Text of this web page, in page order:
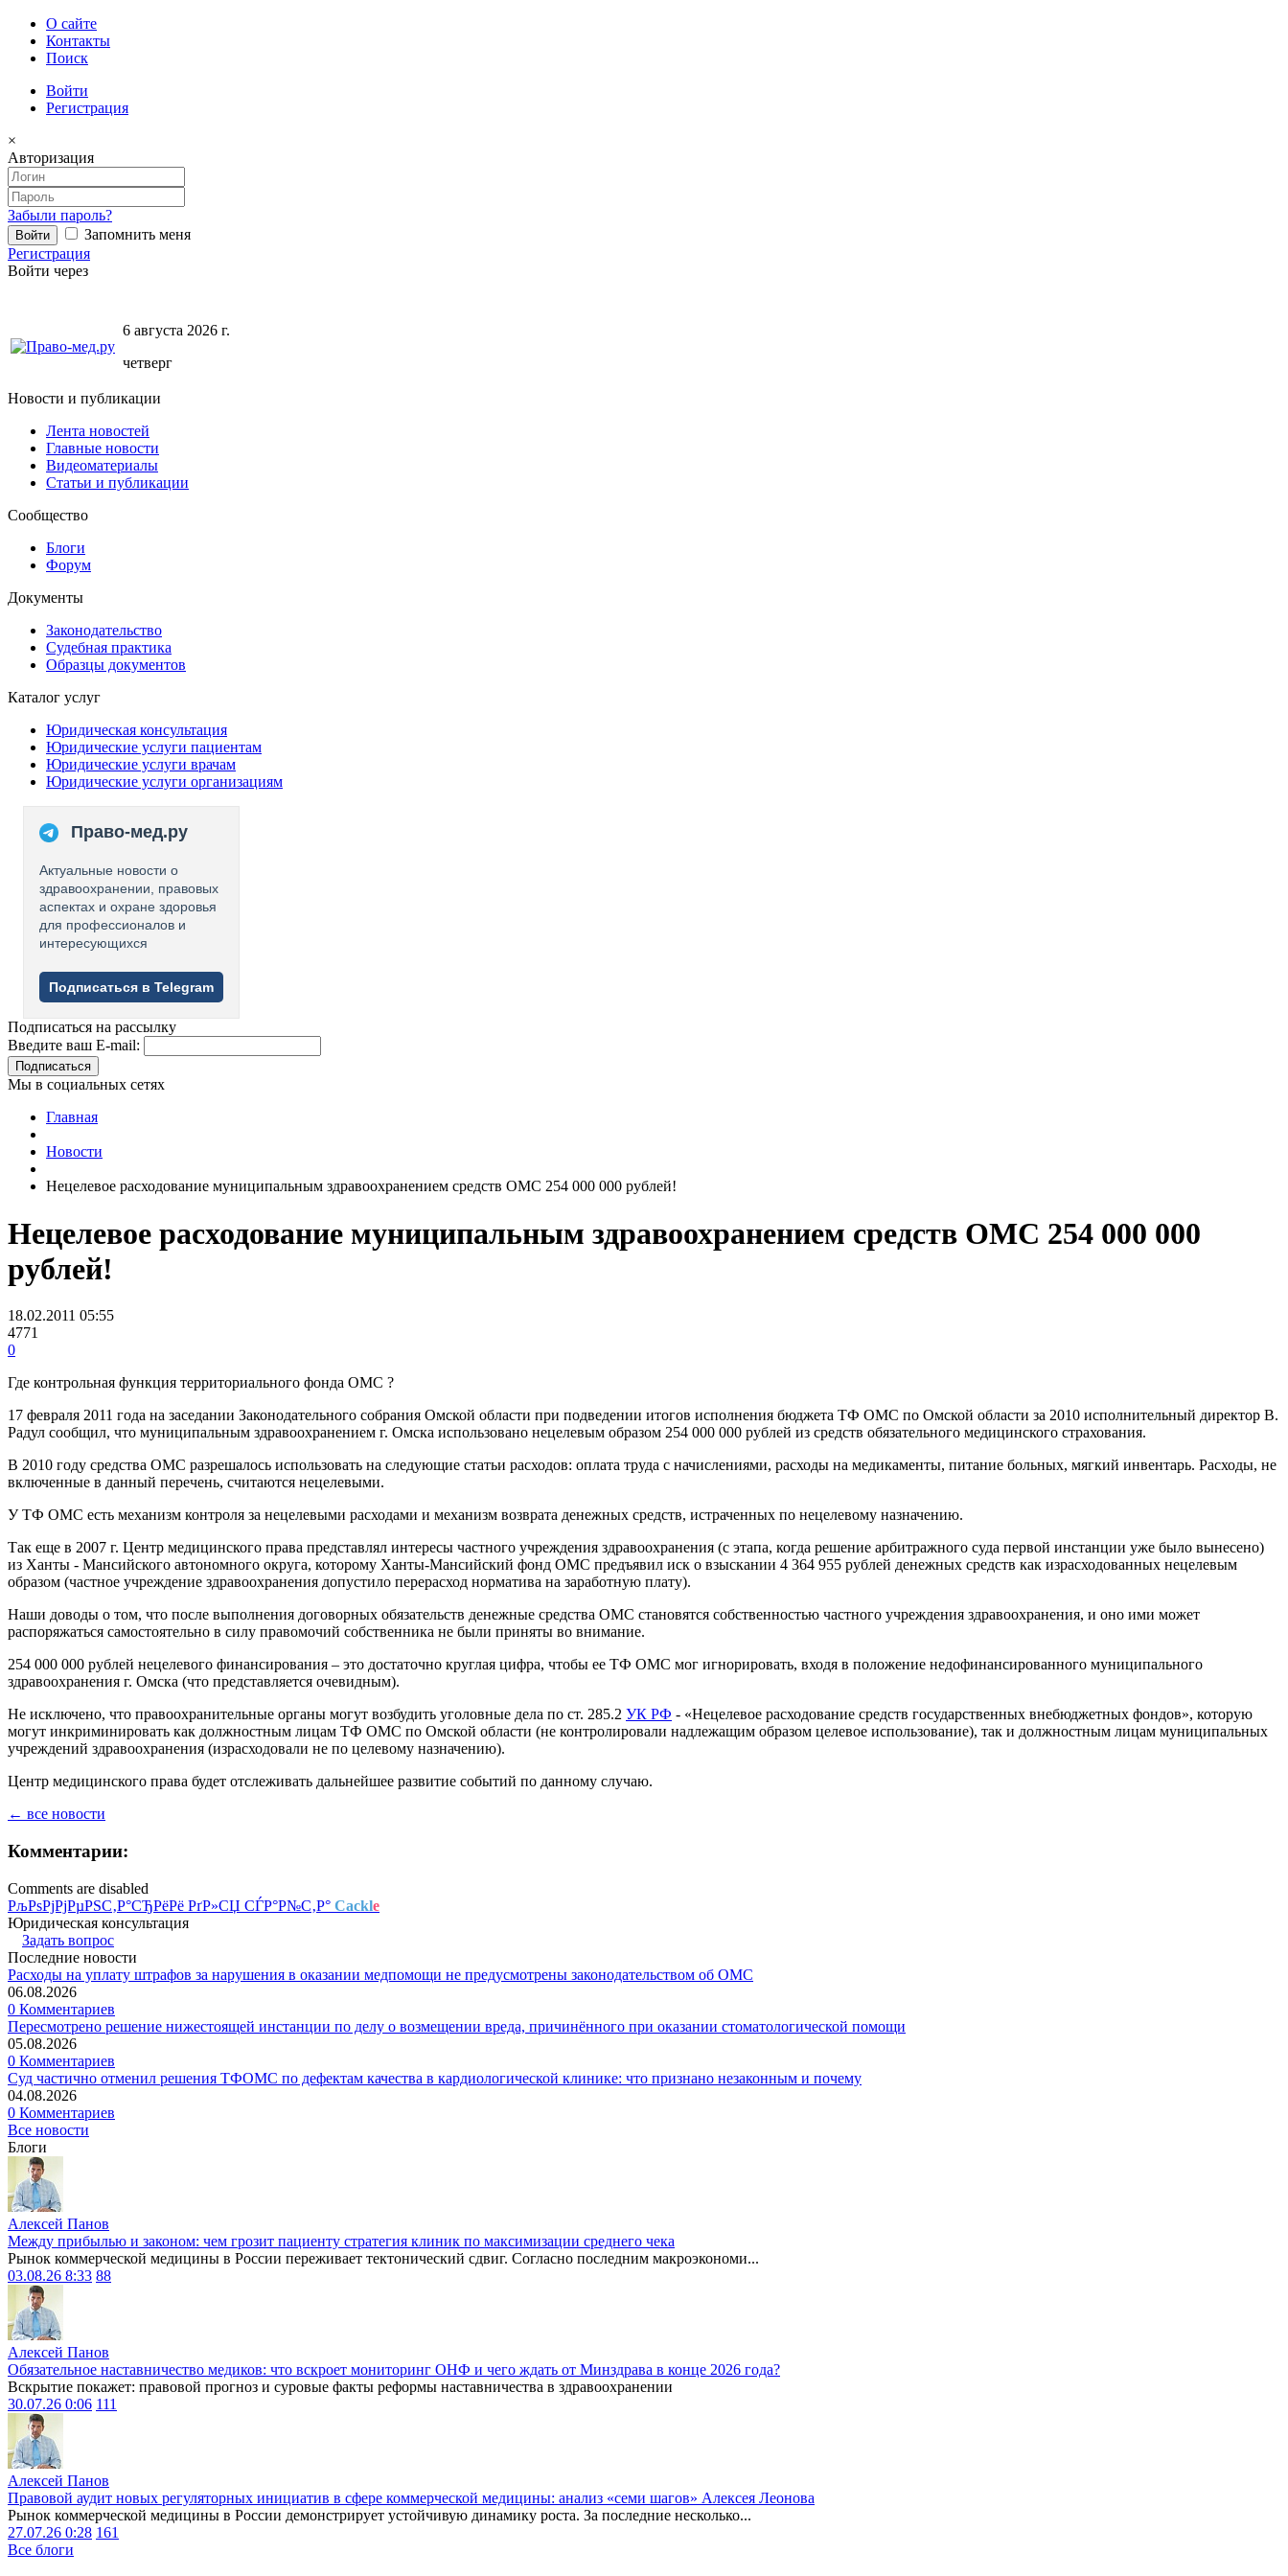
О сайте
Контакты
Поиск
Войти
Регистрация
×
Авторизация
Забыли пароль?
Запомнить меня
Регистрация
Войти через
6 августа 2026 г.
четверг
Новости и публикации
Лента новостей
Главные новости
Видеоматериалы
Статьи и публикации
Сообщество
Блоги
Форум
Документы
Законодательство
Судебная практика
Образцы документов
Каталог услуг
Юридическая консультация
Юридические услуги пациентам
Юридические услуги врачам
Юридические услуги организациям
Право-мед.ру
Актуальные новости о
здравоохранении, правовых
аспектах и охране здоровья
для профессионалов и
интересующихся
Подписаться в Telegram
Подписаться на рассылку
Введите ваш E-mail:
Подписаться
Мы в социальных сетях
Главная
Новости
Нецелевое расходование муниципальным здравоохранением средств ОМС 254 000 000 рублей!
Нецелевое расходование муниципальным здравоохранением средств ОМС 254 000 000
рублей!
18.02.2011 05:55
4771
0
Где контрольная функция территориального фонда ОМС ?
17 февраля 2011 года на заседании Законодательного собрания Омской области при подведении итогов исполнения бюджета ТФ ОМС по Омской области за 2010 исполнительный директор В.
Радул сообщил, что муниципальным здравоохранением г. Омска использовано нецелевым образом 254 000 000 рублей из средств обязательного медицинского страхования.
В 2010 году средства ОМС разрешалось использовать на следующие статьи расходов: оплата труда с начислениями, расходы на медикаменты, питание больных, мягкий инвентарь. Расходы, не
включенные в данный перечень, считаются нецелевыми.
У ТФ ОМС есть механизм контроля за нецелевыми расходами и механизм возврата денежных средств, истраченных по нецелевому назначению.
Так еще в 2007 г. Центр медицинского права представлял интересы частного учреждения здравоохранения (с этапа, когда решение арбитражного суда первой инстанции уже было вынесено)
из Ханты - Мансийского автономного округа, которому Ханты-Мансийский фонд ОМС предъявил иск о взыскании 4 364 955 рублей денежных средств как израсходованных нецелевым
образом (частное учреждение здравоохранения допустило перерасход норматива на заработную плату).
Наши доводы о том, что после выполнения договорных обязательств денежные средства ОМС становятся собственностью частного учреждения здравоохранения, и оно ими может
распоряжаться самостоятельно в силу правомочий собственника не были приняты во внимание.
254 000 000 рублей нецелевого финансирования – это достаточно круглая цифра, чтобы ее ТФ ОМС мог игнорировать, входя в положение недофинансированного муниципального
здравоохранения г. Омска (что представляется очевидным).
Не исключено, что правоохранительные органы могут возбудить уголовные дела по ст. 285.2 УК РФ - «Нецелевое расходование средств государственных внебюджетных фондов», которую
могут инкриминировать как должностным лицам ТФ ОМС по Омской области (не контролировали надлежащим образом целевое использование), так и должностным лицам муниципальных
учреждений здравоохранения (израсходовали не по целевому назначению).
Центр медицинского права будет отслеживать дальнейшее развитие событий по данному случаю.
← все новости
Комментарии:
Comments are disabled
РљРѕРјРјРµРЅС‚Р°СЂРёРё РґР»СЏ СЃР°Р№С‚Р° Cackle
Юридическая консультация
Задать вопрос
Последние новости
Расходы на уплату штрафов за нарушения в оказании медпомощи не предусмотрены законодательством об ОМС
06.08.2026
0 Комментариев
Пересмотрено решение нижестоящей инстанции по делу о возмещении вреда, причинённого при оказании стоматологической помощи
05.08.2026
0 Комментариев
Суд частично отменил решения ТФОМС по дефектам качества в кардиологической клинике: что признано незаконным и почему
04.08.2026
0 Комментариев
Все новости
Блоги
Алексей Панов
Между прибылью и законом: чем грозит пациенту стратегия клиник по максимизации среднего чека
Рынок коммерческой медицины в России переживает тектонический сдвиг. Согласно последним макроэкономи...
03.08.26 8:33 88
Алексей Панов
Обязательное наставничество медиков: что вскроет мониторинг ОНФ и чего ждать от Минздрава в конце 2026 года?
Вскрытие покажет: правовой прогноз и суровые факты реформы наставничества в здравоохранении
30.07.26 0:06 111
Алексей Панов
Правовой аудит новых регуляторных инициатив в сфере коммерческой медицины: анализ «семи шагов» Алексея Леонова
Рынок коммерческой медицины в России демонстрирует устойчивую динамику роста. За последние несколько...
27.07.26 0:28 161
Все блоги